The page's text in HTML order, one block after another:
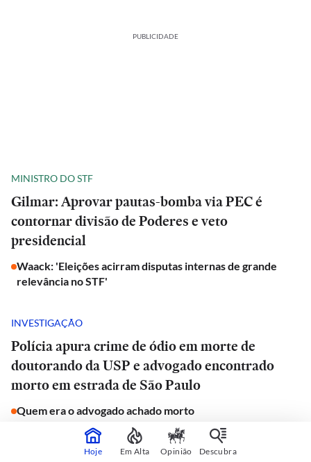
PUBLICIDADE
MINISTRO DO STF
Gilmar: Aprovar pautas-bomba via PEC é
contornar divisão de Poderes e veto
presidencial
Waack: 'Eleições acirram disputas internas de grande
relevância no STF'
INVESTIGAÇÃO
Polícia apura crime de ódio em morte de
doutorando da USP e advogado encontrado
morto em estrada de São Paulo
Quem era o advogado achado morto
JORNAL DO CARRO
Hoje Em Alta Opinião Descubra